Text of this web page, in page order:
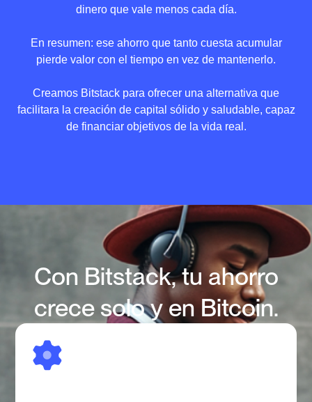
dinero que vale menos cada día.
En resumen: ese ahorro que tanto cuesta acumular
pierde valor con el tiempo en vez de mantenerlo.
Creamos Bitstack para ofrecer una alternativa que
facilitara la creación de capital sólido y saludable, capaz
de financiar objetivos de la vida real.
Con Bitstack, tu ahorro
crece solo y en Bitcoin.